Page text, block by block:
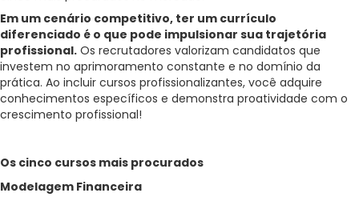
Em um cenário competitivo, ter um currículo
diferenciado é o que pode impulsionar sua trajetória
profissional. Os recrutadores valorizam candidatos que
investem no aprimoramento constante e no domínio da
prática. Ao incluir cursos profissionalizantes, você adquire
conhecimentos específicos e demonstra proatividade com o
crescimento profissional!
Os cinco cursos mais procurados
Modelagem Financeira